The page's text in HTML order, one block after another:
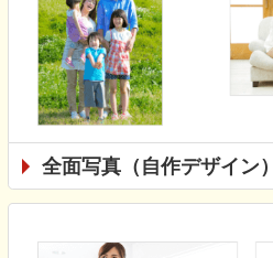
全面写真（自作デザイン）